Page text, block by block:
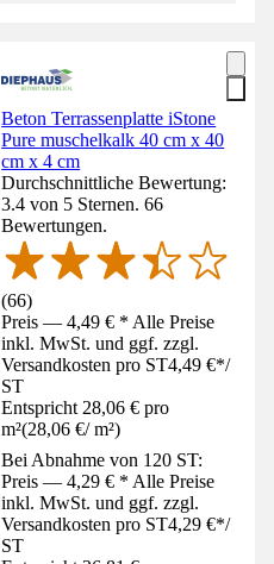
Beton Terrassenplatte iStone
Pure muschelkalk 40 cm x 40
cm x 4 cm
Durchschnittliche Bewertung:
3.4 von 5 Sternen. 66
Bewertungen.
(66)
Preis — 4,49 € * Alle Preise
inkl. MwSt. und ggf. zzgl.
Versandkosten pro ST4,49 €*/
ST
Entspricht 28,06 € pro
m²(28,06 €/ m²)
Bei Abnahme von 120 ST:
Preis — 4,29 € * Alle Preise
inkl. MwSt. und ggf. zzgl.
Versandkosten pro ST4,29 €*/
ST